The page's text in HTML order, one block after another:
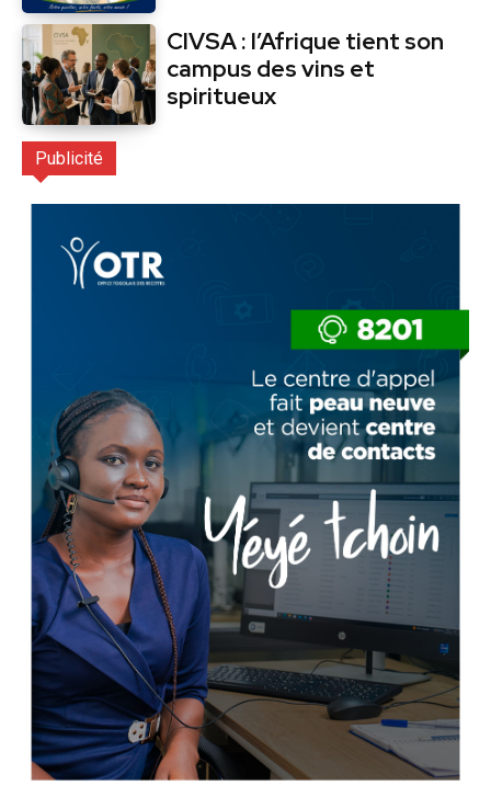
CIVSA : l’Afrique tient son
campus des vins et
spiritueux
Publicité